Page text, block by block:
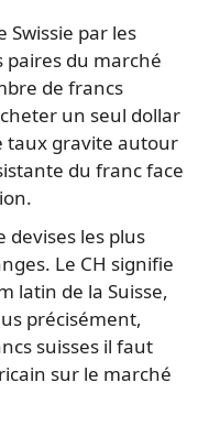
Swissie par les
paires du marché
de francs
un seul dollar
taux gravite autour
du franc face
devises les plus
Le CH signifie
latin de la Suisse,
précisément,
suisses il faut
sur le marché